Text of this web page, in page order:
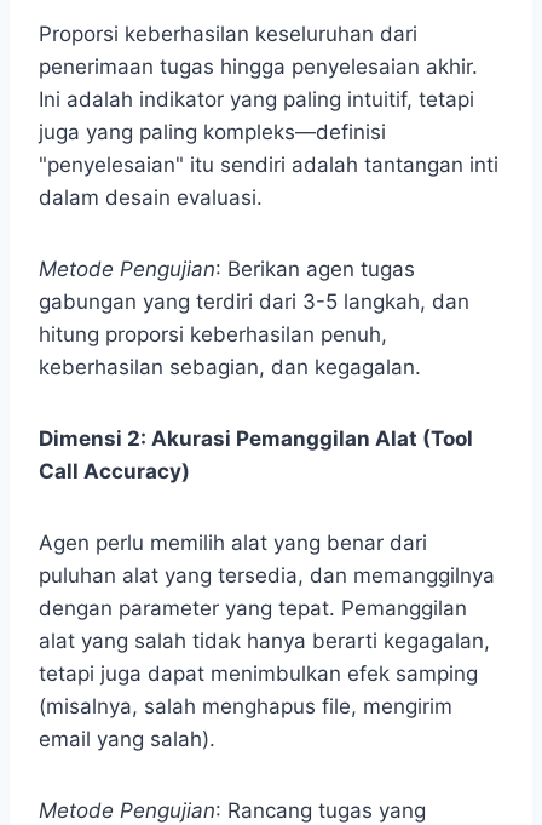
Proporsi keberhasilan keseluruhan dari
penerimaan tugas hingga penyelesaian akhir.
Ini adalah indikator yang paling intuitif, tetapi
juga yang paling kompleks—definisi
"penyelesaian" itu sendiri adalah tantangan inti
dalam desain evaluasi.
Metode Pengujian: Berikan agen tugas
gabungan yang terdiri dari 3-5 langkah, dan
hitung proporsi keberhasilan penuh,
keberhasilan sebagian, dan kegagalan.
Dimensi 2: Akurasi Pemanggilan Alat (Tool
Call Accuracy)
Agen perlu memilih alat yang benar dari
puluhan alat yang tersedia, dan memanggilnya
dengan parameter yang tepat. Pemanggilan
alat yang salah tidak hanya berarti kegagalan,
tetapi juga dapat menimbulkan efek samping
(misalnya, salah menghapus file, mengirim
email yang salah).
Metode Pengujian: Rancang tugas yang